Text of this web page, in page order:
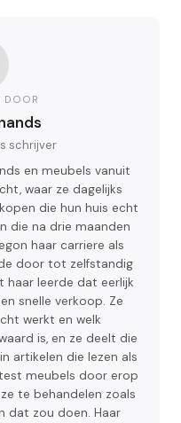
DOOR
schrijver
en meubels vanuit
waar ze dagelijks
die hun huis echt
die na drie maanden
haar carriere als
door tot zelfstandig
haar leerde dat eerlijk
snelle verkoop. Ze
werkt en welk
is, en ze deelt die
artikelen die lezen als
meubels door erop
te behandelen zoals
dat zou doen. Haar